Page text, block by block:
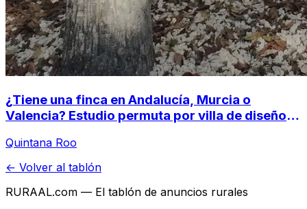
¿Tiene una finca en Andalucía, Murcia o
Valencia? Estudio permuta por villa de diseño
Quintana Roo
← Volver al tablón
RURAAL.com — El tablón de anuncios rurales